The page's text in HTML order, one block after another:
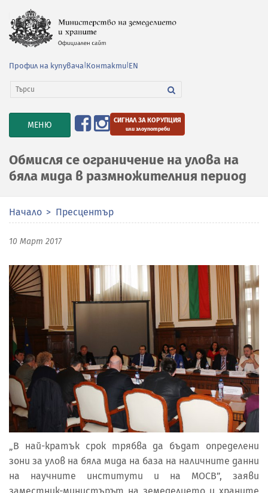
Профил на купувача Контакти EN
TOGGLE
NAVIGATION
МЕНЮ СИГНАЛ ЗА КОРУПЦИЯ
или злоупотреби
Обмисля се ограничение на улова на
бяла мида в размножителния период
Начало Пресцентър
10 Март 2017
„В най-кратък срок трябва да бъдат определени
зони за улов на бяла мида на база на наличните данни
на научните институти и на МОСВ”, заяви
заместник-министърът на земеделието и храните